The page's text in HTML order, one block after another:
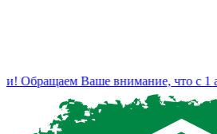
Обращаем Ваше внимание, что с 1